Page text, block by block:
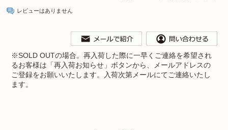
レビューはありません
※SOLD OUTの場合。再入荷した際に一早くご連絡を希望され
るお客様は「再入荷お知らせ」ボタンから、メールアドレスの
ご登録をお願いいたします。入荷次第メールにてご連絡いたし
ます。